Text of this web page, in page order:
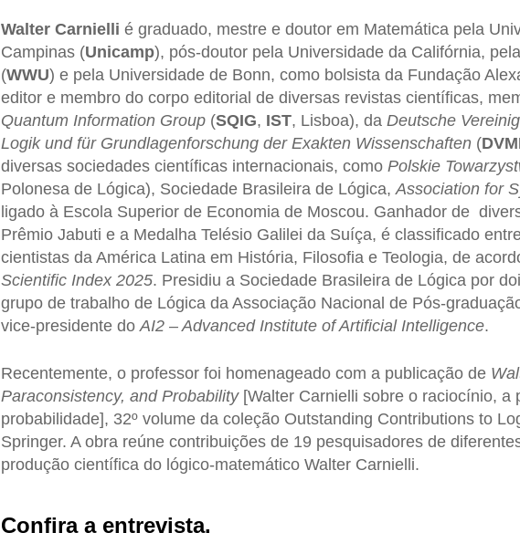
Walter Carnielli é graduado, mestre e doutor em Matemática pela
Campinas (Unicamp), pós-doutor pela Universidade da Califórnia,
(WWU) e pela Universidade de Bonn, como bolsista da Fundação
editor e membro do corpo editorial de diversas revistas científicas,
Quantum Information Group(SQIG, IST, Lisboa), da Deutsche
Logik und für Grundlagenforschung der Exakten Wissenschaften(
diversas sociedades científicas internacionais, como Polskie
Polonesa de Lógica), Sociedade Brasileira de Lógica,Association for
ligado à Escola Superior de Economia de Moscou. Ganhador de
Prêmio Jabuti e a Medalha Telésio Galilei da Suíça, é classificado
cientistas da América Latina em História, Filosofia e Teologia, de
Scientific Index 2025. Presidiu a Sociedade Brasileira de Lógica por
grupo de trabalho de Lógica da Associação Nacional de Pós-
vice-presidente doAI2 – Advanced Institute of Artificial Intelligence.
Recentemente, o professor foi homenageado com a publicação de
Paraconsistency, and Probability[Walter Carnielli sobre o raciocínio, a
probabilidade], 32º volume da coleção Outstanding Contributions to
Springer. A obra reúne contribuições de 19 pesquisadores de
produção científica do lógico-matemático Walter Carnielli.
Confira a entrevista.